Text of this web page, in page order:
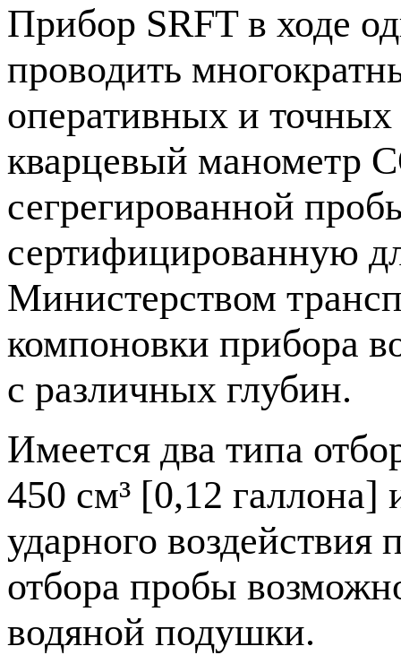
Прибор SRFT в ходе
проводить
оперативных и точных
кварцевый манометр
сегрегированной
сертифицированную
Министерством
компоновки прибора
с различных глубин.
Имеется два типа
450 см³ [0,12 галлона]
ударного
отбора пробы
водяной подушки.